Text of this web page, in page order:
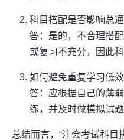
科目搭配是否影响总通
答：是的，不合理搭
或复习不充分，因此
如何避免重复学习低效
答：应根据自己的薄
练，并及时做模拟试
总结而言，“注会考试科目